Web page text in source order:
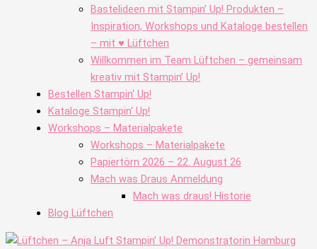
Bastelideen mit Stampin’ Up! Produkten –
Inspiration, Workshops und Kataloge bestellen
– mit ♥ Lüftchen
Willkommen im Team Lüftchen – gemeinsam
kreativ mit Stampin’ Up!
Bestellen Stampin‘ Up!
Kataloge Stampin‘ Up!
Workshops – Materialpakete
Workshops – Materialpakete
Papiertörn 2026 – 22. August 26
Mach was Draus Anmeldung
Mach was draus! Historie
Blog Lüftchen